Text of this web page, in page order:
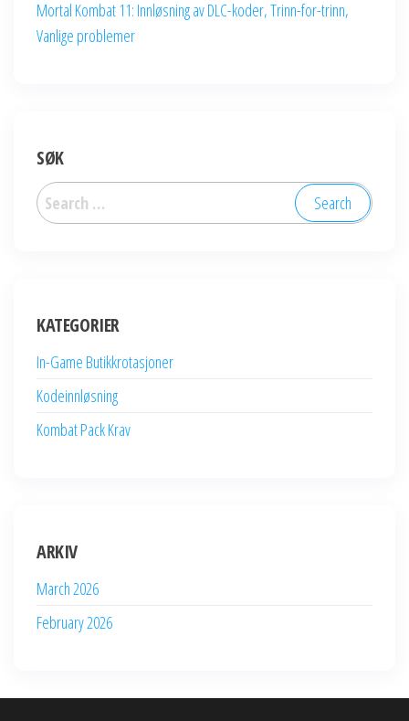
Mortal Kombat 11: Innløsning av DLC-koder, Trinn-for-trinn,
Vanlige problemer
SØK
Search
for:
KATEGORIER
In-Game Butikkrotasjoner
Kodeinnløsning
Kombat Pack Krav
ARKIV
March 2026
February 2026